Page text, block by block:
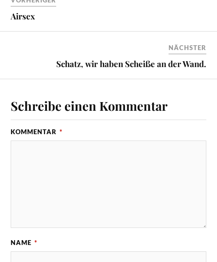
Airsex
NÄCHSTER
Schatz, wir haben Scheiße an der Wand.
Schreibe einen Kommentar
KOMMENTAR *
NAME *